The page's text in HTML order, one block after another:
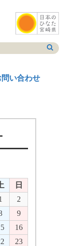
問い合わせ
日
2
9
16
23